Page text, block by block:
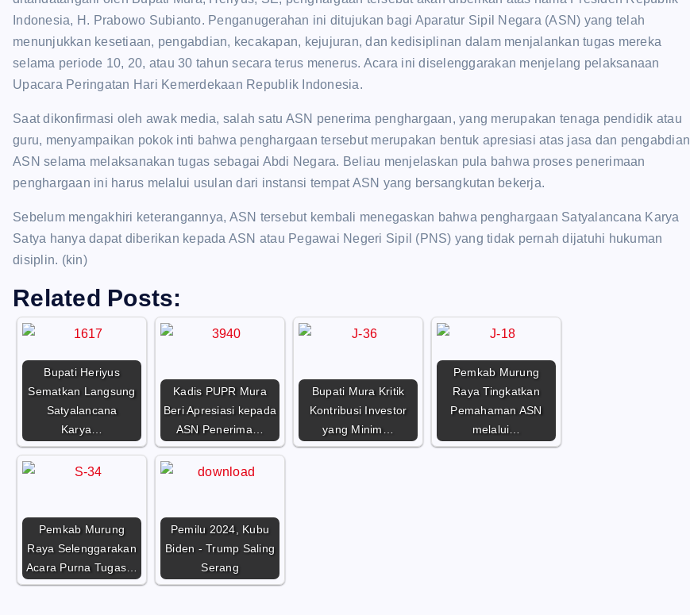
Indonesia, H. Prabowo Subianto. Penganugerahan ini ditujukan bagi Aparatur Sipil Negara (ASN) yang telah
menunjukkan kesetiaan, pengabdian, kecakapan, kejujuran, dan kedisiplinan dalam menjalankan tugas mereka
selama periode 10, 20, atau 30 tahun secara terus menerus. Acara ini diselenggarakan menjelang pelaksanaan
Upacara Peringatan Hari Kemerdekaan Republik Indonesia.
Saat dikonfirmasi oleh awak media, salah satu ASN penerima penghargaan, yang merupakan tenaga pendidik atau
guru, menyampaikan pokok inti bahwa penghargaan tersebut merupakan bentuk apresiasi atas jasa dan pengabdian
ASN selama melaksanakan tugas sebagai Abdi Negara. Beliau menjelaskan pula bahwa proses penerimaan
penghargaan ini harus melalui usulan dari instansi tempat ASN yang bersangkutan bekerja.
Sebelum mengakhiri keterangannya, ASN tersebut kembali menegaskan bahwa penghargaan Satyalancana Karya
Satya hanya dapat diberikan kepada ASN atau Pegawai Negeri Sipil (PNS) yang tidak pernah dijatuhi hukuman
disiplin. (kin)
Related Posts:
Bupati Heriyus
Sematkan Langsung
Satyalancana
Karya…
Kadis PUPR Mura
Beri Apresiasi kepada
ASN Penerima…
Bupati Mura Kritik
Kontribusi Investor
yang Minim…
Pemkab Murung
Raya Tingkatkan
Pemahaman ASN
melalui…
Pemkab Murung
Raya Selenggarakan
Acara Purna Tugas…
Pemilu 2024, Kubu
Biden - Trump Saling
Serang